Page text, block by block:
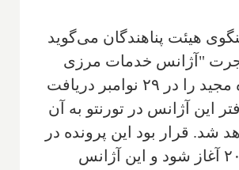
هیئت پناهندگان می‌گوید
"آژانس خدمات مرزی
کانادا" پرونده مجید را در ۲۹ نوامبر دریافت
این آژانس در تورنتو به آن
شد. قرار بود این پرونده در
۱۷ ژانویه ۲۰۲۴ آغاز شود و این آژانس